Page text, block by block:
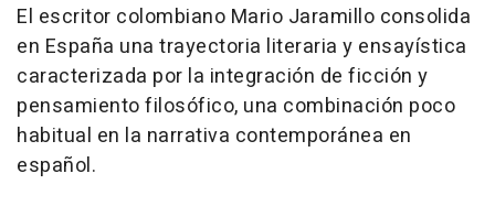
El escritor colombiano Mario Jaramillo consolida
en España una trayectoria literaria y ensayística
caracterizada por la integración de ficción y
pensamiento filosófico, una combinación poco
habitual en la narrativa contemporánea en
español.